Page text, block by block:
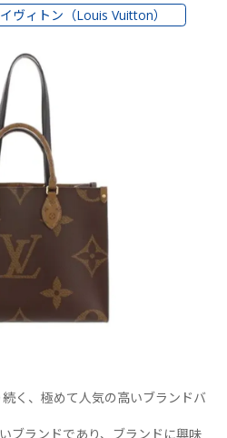
ヴィトン（Louis Vuitton）
く、極めて人気の高いブランドバ
ブランドであり、ブランドに興味